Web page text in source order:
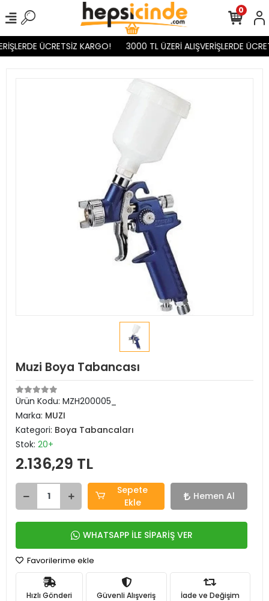
ÜCRETSİZ KARGO! 3000 TL ÜZERİ ALIŞVERİŞLERDE
0
Muzi Boya Tabancası
Ürün Kodu: MZH200005_
Marka: MUZI
Kategori: Boya Tabancaları
Stok: 20+
2.136,29 TL
Sepete
Ekle
Hemen Al
WHATSAPP İLE SİPARİŞ VER
Favorilerime ekle
Hızlı Gönderi Güvenli Alışveriş İade ve Değişim